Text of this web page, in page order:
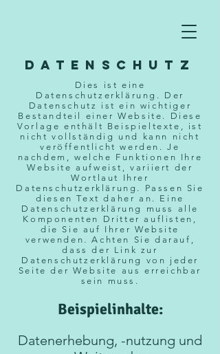
DATENSCHUTZ
Dies ist eine
Datenschutzerklärung. Der
Datenschutz ist ein wichtiger
Bestandteil einer Website. Diese
Vorlage enthält Beispieltexte, ist
nicht vollständig und kann nicht
veröffentlicht werden. Je
nachdem, welche Funktionen Ihre
Website aufweist, variiert der
Wortlaut Ihrer
Datenschutzerklärung. Passen Sie
diesen Text daher an. Eine
Datenschutzerklärung muss alle
Komponenten Dritter auflisten,
die Sie auf Ihrer Website
verwenden. Achten Sie darauf,
dass der Link zur
Datenschutzerklärung von jeder
Seite der Website aus erreichbar
sein muss.
Beispielinhalte:
Datenerhebung, -nutzung und